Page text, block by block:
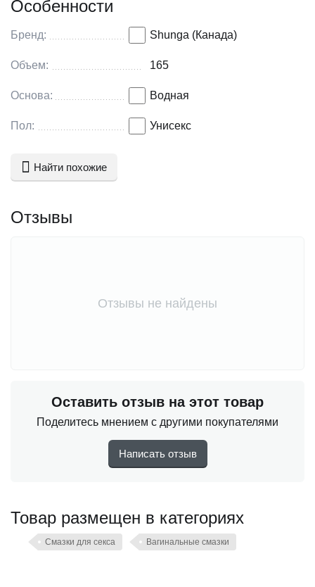
марка: SHUNGA
Бренд: Shunga (Канада)
Объем: 165
Основа: Водная
Пол: Унисекс
Найти похожие
Отзывы
Отзывы не найдены
Оставить отзыв на этот товар
Поделитесь мнением с другими покупателями
Написать отзыв
Товар размещен в категориях
Смазки для секса Вагинальные смазки